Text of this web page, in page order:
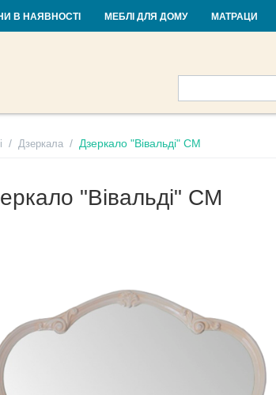
Контакти
В НАЯВНОСТІ МЕБЛІ ДЛЯ ДОМУ МАТРАЦИ
/ Дзеркала / Дзеркало "Вівальді" СМ
"Вівальді" СМ